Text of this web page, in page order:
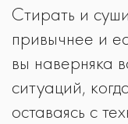
Стирать и
привычнее и
вы наверняка
ситуаций,
оставаясь с